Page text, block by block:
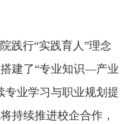
践行“实践育人”理念
建了“专业知识—产业
专业学习与职业规划提
持续推进校企合作，